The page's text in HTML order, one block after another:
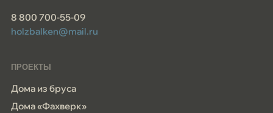
8 800 700-55-09
holzbalken@mail.ru
ПРОЕКТЫ
Дома из бруса
Дома «Фахверк»